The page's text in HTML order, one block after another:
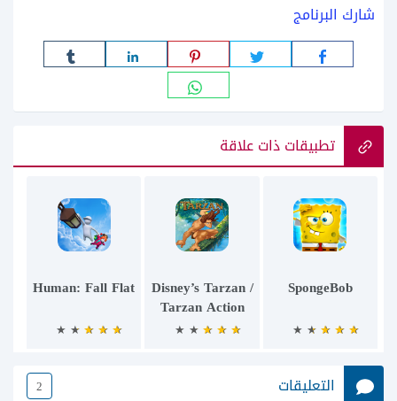
شارك البرنامج
تطبيقات ذات علاقة
SpongeBob
Disney’s Tarzan /
Tarzan Action
Game
Human: Fall Flat
التعليقات 2